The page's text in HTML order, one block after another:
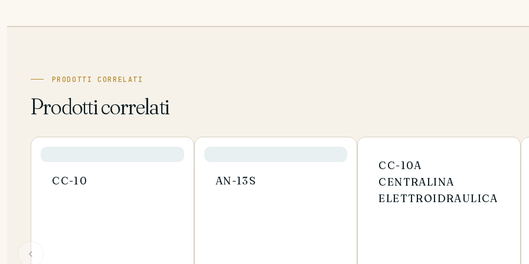
PRODOTTI CORRELATI
Prodotti correlati
CC-10 AN-13S
CC-10A
CENTRALINA
ELETTROIDRAULICA